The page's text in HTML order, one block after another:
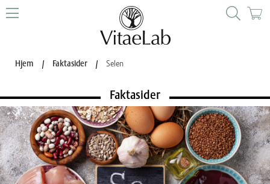
Hjem / Faktasider / Selen
Faktasider